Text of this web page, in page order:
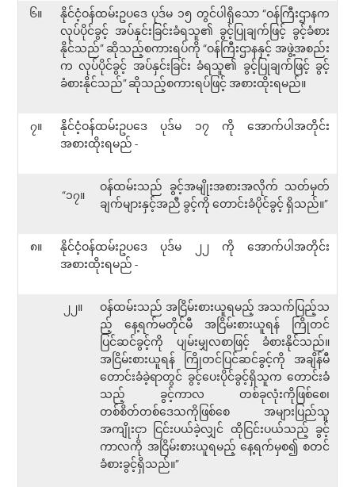
၆။
နိုင်ငံ့ဝန်ထမ်းဥပဒေ ပုဒ်မ ၁၅ တွင်ပါရှိသော “ဝန်ကြီးဌာနက
လုပ်ပိုင်ခွင့် အပ်နှင်းခြင်းခံရသူ၏ ခွင့်ပြုချက်ဖြင့် ခွင့်ခံစား
နိုင်သည်” ဆိုသည့်စကားရပ်ကို “ဝန်ကြီးဌာနနှင့် အဖွဲ့အစည်း
က လုပ်ပိုင်ခွင့် အပ်နှင်းခြင်း ခံရသူ၏ ခွင့်ပြုချက်ဖြင့် ခွင့်
ခံစားနိုင်သည်” ဆိုသည့်စကားရပ်ဖြင့် အစားထိုးရမည်။
၇။
နိုင်ငံ့ဝန်ထမ်းဥပဒေ ပုဒ်မ ၁၇ ကို အောက်ပါအတိုင်း
အစားထိုးရမည် -
“၁၇။
ဝန်ထမ်းသည် ခွင့်အမျိုးအစားအလိုက် သတ်မှတ်
ချက်များနှင့်အညီ ခွင့်ကို တောင်းခံပိုင်ခွင့် ရှိသည်။”
၈။
နိုင်ငံ့ဝန်ထမ်းဥပဒေ ပုဒ်မ ၂၂ ကို အောက်ပါအတိုင်း
အစားထိုးရမည် -
၂၂။
ဝန်ထမ်းသည် အငြိမ်းစားယူရမည့် အသက်ပြည့်သ
ည့် နေ့ရက်မတိုင်မီ အငြိမ်းစားယူရန် ကြိုတင်
ပြင်ဆင်ခွင့်ကို ပျမ်းမျှလစာဖြင့် ခံစားနိုင်သည်။
အငြိမ်းစားယူရန် ကြိုတင်ပြင်ဆင်ခွင့်ကို အချိန်မီ
တောင်းခံခဲ့ရာတွင် ခွင့်ပေးပိုင်ခွင့်ရှိသူက တောင်းခံ
သည့် ခွင့်ကာလ တစ်ခုလုံးကိုဖြစ်စေ၊
တစ်စိတ်တစ်ဒေသကိုဖြစ်စေ အများပြည်သူ
အကျိုးငှာ ငြင်းပယ်ခဲ့လျှင် ထိုငြင်းပယ်သည့် ခွင့်
ကာလကို အငြိမ်းစားယူရမည့် နေ့ရက်မှစ၍ စတင်
ခံစားခွင့်ရှိသည်။”